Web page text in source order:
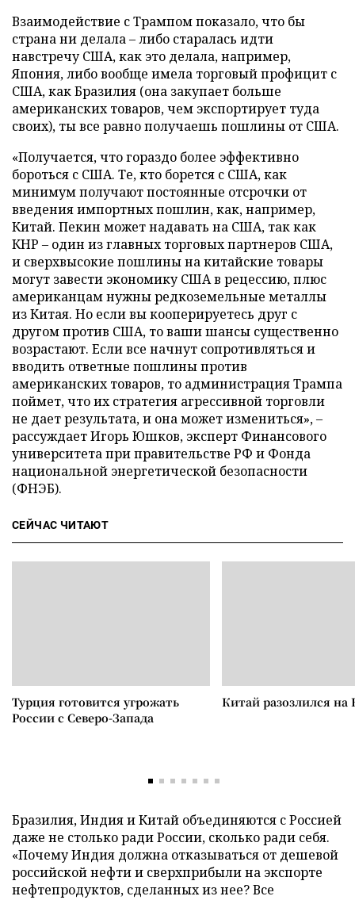
Взаимодействие с Трампом показало, что бы
страна ни делала – либо старалась идти
навстречу США, как это делала, например,
Япония, либо вообще имела торговый профицит с
США, как Бразилия (она закупает больше
американских товаров, чем экспортирует туда
своих), ты все равно получаешь пошлины от США.
«Получается, что гораздо более эффективно
бороться с США. Те, кто борется с США, как
минимум получают постоянные отсрочки от
введения импортных пошлин, как, например,
Китай. Пекин может надавать на США, так как
КНР – один из главных торговых партнеров США,
и сверхвысокие пошлины на китайские товары
могут завести экономику США в рецессию, плюс
американцам нужны редкоземельные металлы
из Китая. Но если вы кооперируетесь друг с
другом против США, то ваши шансы существенно
возрастают. Если все начнут сопротивляться и
вводить ответные пошлины против
американских товаров, то администрация Трампа
поймет, что их стратегия агрессивной торговли
не дает результата, и она может измениться», –
рассуждает Игорь Юшков, эксперт Финансового
университета при правительстве РФ и Фонда
национальной энергетической безопасности
(ФНЭБ).
СЕЙЧАС ЧИТАЮТ
Турция готовится угрожать
России с Северо-Запада
Китай разозлился на
Бразилия, Индия и Китай объединяются с Россией
даже не столько ради России, сколько ради себя.
«Почему Индия должна отказываться от дешевой
российской нефти и сверхприбыли на экспорте
нефтепродуктов, сделанных из нее? Все